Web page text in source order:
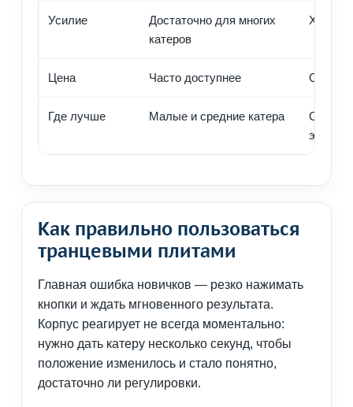
Усилие
Достаточно для многих
катеров
Хорошо
Цена Часто доступнее
Где лучше Малые и средние катера
Как правильно пользоваться
транцевыми плитами
Главная ошибка новичков — резко нажимать
кнопки и ждать мгновенного результата.
Корпус реагирует не всегда моментально:
нужно дать катеру несколько секунд, чтобы
положение изменилось и стало понятно,
достаточно ли регулировки.